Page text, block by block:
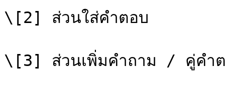
\[2] ส่วนใส่คำตอบ
\[3] ส่วนเพิ่มคำถาม / คู่คำ